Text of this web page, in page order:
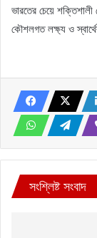
ভারতের চেয়ে
কৌশলগত লক্ষ্য ও
সংশ্লিষ্ট সংবাদ